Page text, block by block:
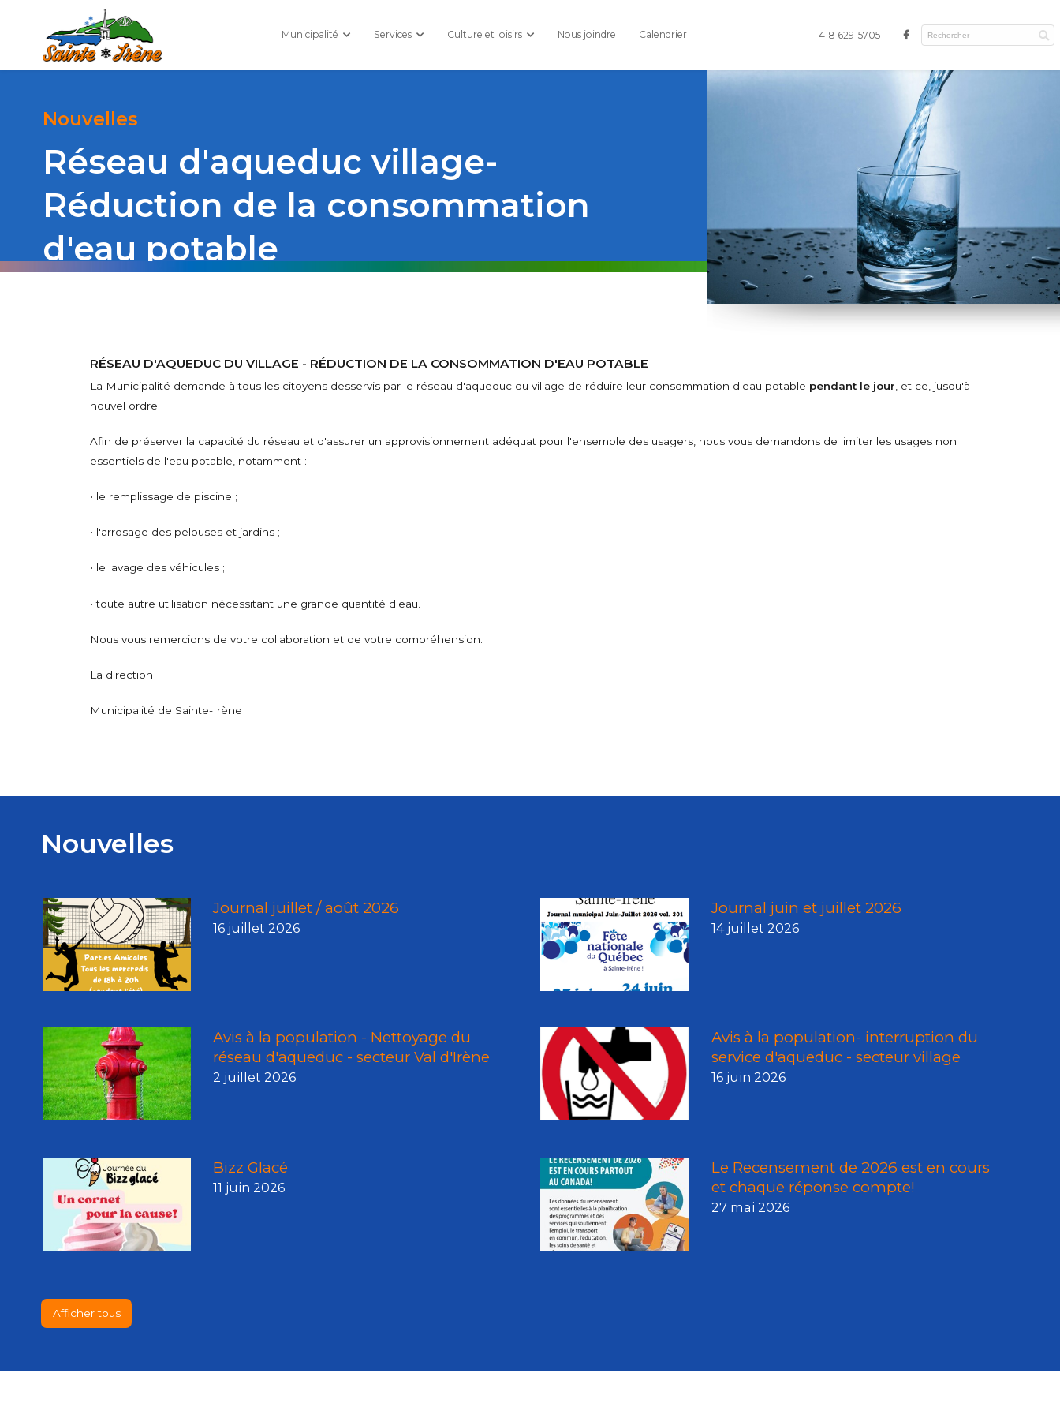
Municipalité Services Culture et loisirs Nous joindre Calendrier 418 629-5705
Nouvelles
Réseau d'aqueduc village-
Réduction de la consommation
d'eau potable
RÉSEAU D'AQUEDUC DU VILLAGE - RÉDUCTION DE LA CONSOMMATION D'EAU POTABLE
La Municipalité demande à tous les citoyens desservis par le réseau d'aqueduc du village de réduire leur consommation d'eau potable pendant le jour , et ce, jusqu'à
nouvel ordre.
Afin de préserver la capacité du réseau et d'assurer un approvisionnement adéquat pour l'ensemble des usagers, nous vous demandons de limiter les usages non
essentiels de l'eau potable, notamment :
• le remplissage de piscine ;
• l'arrosage des pelouses et jardins ;
• le lavage des véhicules ;
• toute autre utilisation nécessitant une grande quantité d'eau.
Nous vous remercions de votre collaboration et de votre compréhension.
La direction
Municipalité de Sainte-Irène
Nouvelles
Journal juillet / août 2026
16 juillet 2026
Journal juin et juillet 2026
14 juillet 2026
Avis à la population - Nettoyage du
réseau d'aqueduc - secteur Val d'Irène
2 juillet 2026
Avis à la population- interruption du
service d'aqueduc - secteur village
16 juin 2026
Bizz Glacé
11 juin 2026
Le Recensement de 2026 est en cours
et chaque réponse compte!
27 mai 2026
Afficher tous